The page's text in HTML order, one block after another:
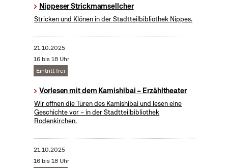
Nippeser Strickmamsellcher
Stricken und Klönen in der Stadtteilbibliothek Nippes.
21.10.2025
16 bis 18 Uhr
Eintritt frei
Vorlesen mit dem Kamishibai – Erzähltheater
Wir öffnen die Türen des Kamishibai und lesen eine
Geschichte vor – in der Stadtteilbibliothek
Rodenkirchen.
21.10.2025
16 bis 18 Uhr